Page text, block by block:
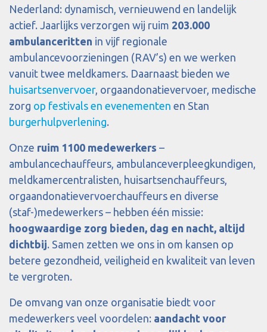
Nederland: dynamisch, vernieuwend en landelijk
actief. Jaarlijks verzorgen wij ruim 203.000
ambulanceritten in vijf regionale
ambulancevoorzieningen (RAV’s) en we werken
vanuit twee meldkamers. Daarnaast bieden we
huisartsenvervoer, orgaandonatievervoer, medische
zorg op festivals en evenementen en Stan
burgerhulpverlening.
Onze ruim 1100 medewerkers –
ambulancechauffeurs, ambulanceverpleegkundigen,
meldkamercentralisten, huisartsenchauffeurs,
orgaandonatievervoerchauffeurs en diverse
(staf-)medewerkers – hebben één missie:
hoogwaardige zorg bieden, dag en nacht, altijd
dichtbij. Samen zetten we ons in om kansen op
betere gezondheid, veiligheid en kwaliteit van leven
te vergroten.
De omvang van onze organisatie biedt voor
medewerkers veel voordelen: aandacht voor